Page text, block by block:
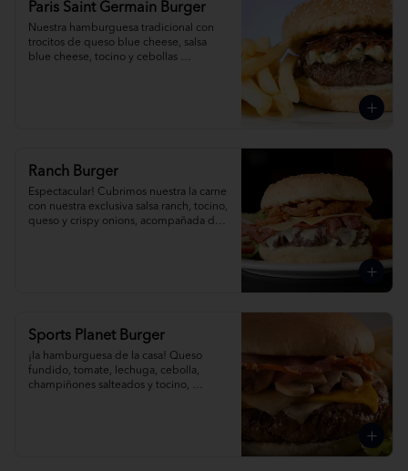
Paris Saint Germain Burger
Nuestra hamburguesa tradicional con
trocitos de queso blue cheese, salsa
blue cheese, tocino y cebollas
Ranch Burger
Espectacular! Cubrimos nuestra la carne
con nuestra exclusiva salsa ranch, tocino,
queso y crispy onions, acompañada de
Sports Planet Burger
¡la hamburguesa de la casa! Queso
fundido, tomate, lechuga, cebolla,
champiñones salteados y tocino,